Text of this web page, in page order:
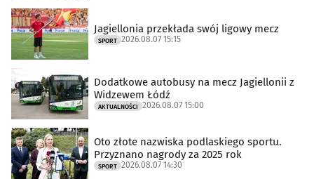
Jagiellonia przekłada swój ligowy mecz
SPORT 2026.08.07 15:15
Dodatkowe autobusy na mecz Jagiellonii z
Widzewem Łódź
AKTUALNOŚCI 2026.08.07 15:00
Oto złote nazwiska podlaskiego sportu.
Przyznano nagrody za 2025 rok
SPORT 2026.08.07 14:30